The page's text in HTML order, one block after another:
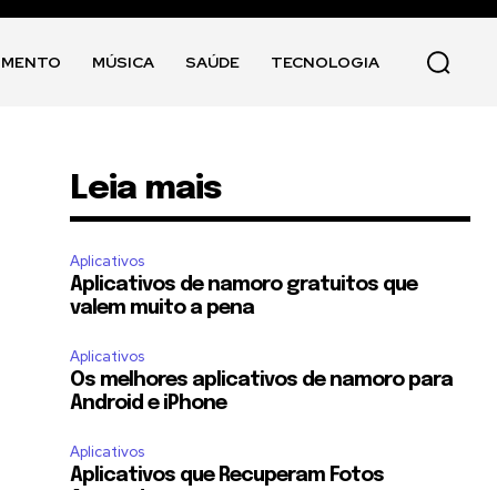
MÚSICA SAÚDE TECNOLOGIA
Leia mais
Aplicativos
Aplicativos de namoro gratuitos que
valem muito a pena
Aplicativos
Os melhores aplicativos de namoro para
Android e iPhone
Aplicativos
Aplicativos que Recuperam Fotos